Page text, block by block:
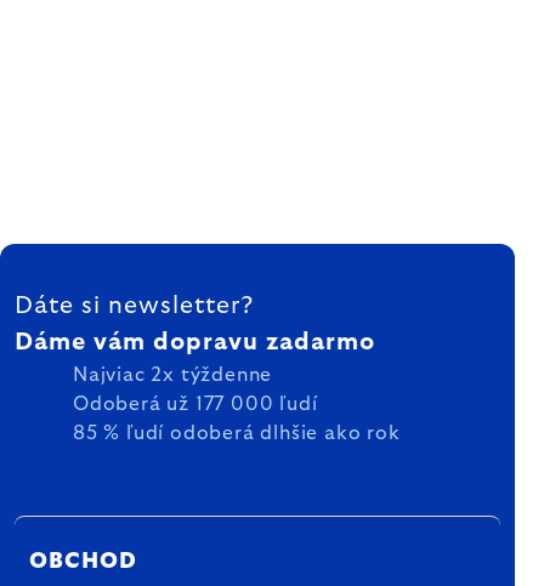
ZÁPÄTIE
Dáte si newsletter?
Dáme vám dopravu zadarmo
Najviac 2x týždenne
Odoberá už 177 000 ľudí
85 % ľudí odoberá dlhšie ako rok
OBCHOD